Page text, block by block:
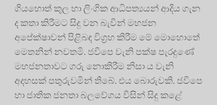
ගියහොත් කුල හා ලිංගික ආධිපත්‍යයන් ආදිය ගැන
ද කතා කිරීමට සිදු වන බැවින් මහජන
අපේක්ෂාවන් පිළිබඳ විග්‍රහ කිරීම මේ මොහොතේ
මෙතනින් නවතමි. ජවිපෙ වැනි පක්ෂ පැරදුණේ
මහජනතාවට ගරු නොකිරීම නිසා ය වැනි
අදහසක් පතුරුවමින් තිබේ. එය බොරුවකි. ජවිපෙ
හා ජාතික ජනතා බලවේගය විසින් සිදු කළේ